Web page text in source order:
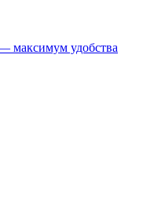
максимум удобства